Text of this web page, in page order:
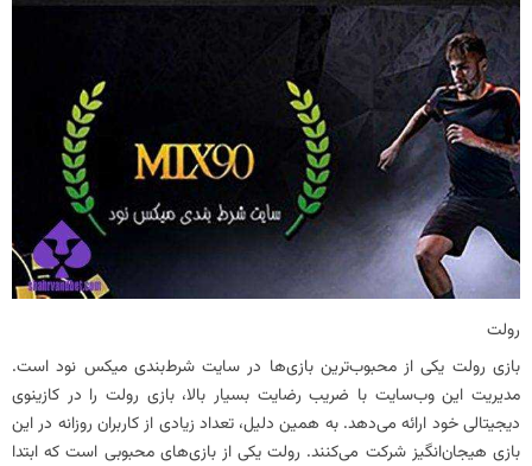
رولت
بازی رولت یکی از محبوب‌ترین بازی‌ها در سایت شرط‌بندی میکس نود است.
مدیریت این وب‌سایت با ضریب رضایت بسیار بالا، بازی رولت را در کازینوی
دیجیتالی خود ارائه می‌دهد. به همین دلیل، تعداد زیادی از کاربران روزانه در این
بازی هیجان‌انگیز شرکت می‌کنند. رولت یکی از بازی‌های محبوبی است که ابتدا